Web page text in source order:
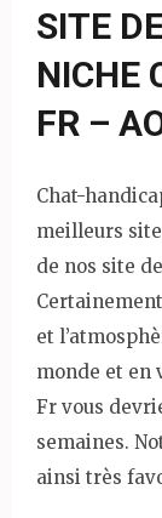
SITE
NICHE
FR –
Chat-
meilleurs
de nos site
et
monde et en
Fr vous
semaines.
ainsi très